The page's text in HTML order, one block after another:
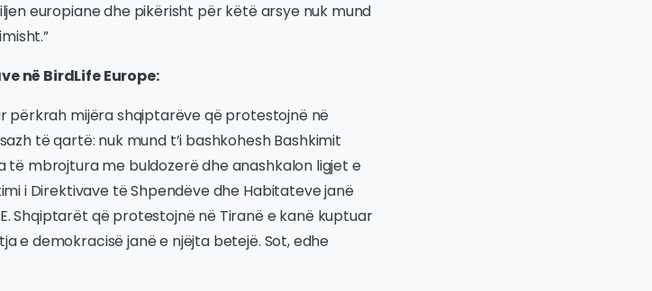
europiane dhe pikërisht për këtë arsye nuk mund
në BirdLife Europe:
përkrah mijëra shqiptarëve që protestojnë në
të qartë: nuk mund t’i bashkohesh Bashkimit
të mbrojtura me buldozerë dhe anashkalon ligjet e
i Direktivave të Shpendëve dhe Habitateve janë
Shqiptarët që protestojnë në Tiranë e kanë kuptuar
e demokracisë janë e njëjta betejë. Sot, edhe